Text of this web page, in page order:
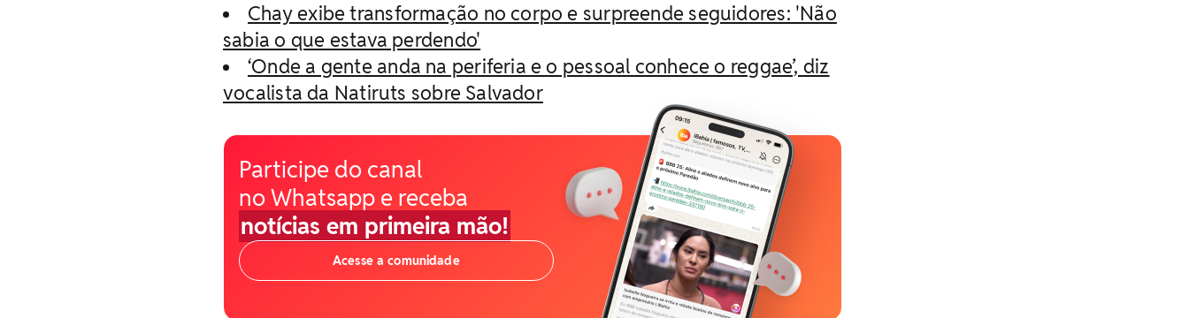
Chay exibe transformação no corpo e surpreende seguidores: 'Não
sabia o que estava perdendo'
‘Onde a gente anda na periferia e o pessoal conhece o reggae’, diz
vocalista da Natiruts sobre Salvador
Participe do canal
no Whatsapp e receba
notícias em primeira mão!
Acesse a comunidade